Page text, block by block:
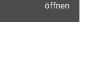
öffnen